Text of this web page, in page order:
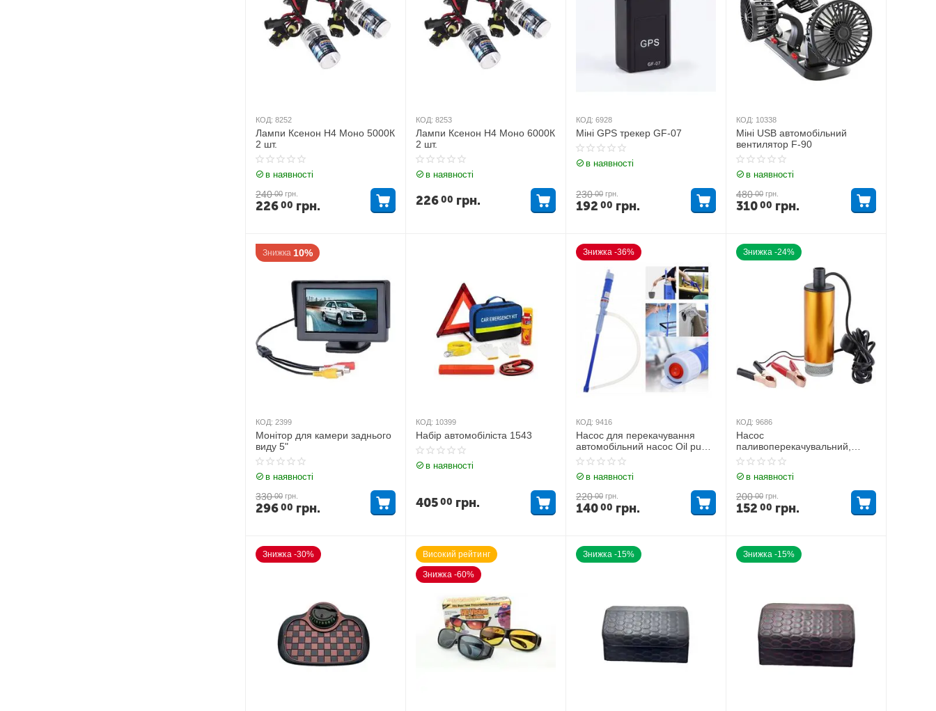
КОД: 8252
Лампи Ксенон H4 Моно 5000К
2 шт.
в наявності
240 00 грн.
22600 грн.
КОД: 8253
Лампи Ксенон H4 Моно 6000К
2 шт.
в наявності
22600 грн.
КОД: 6928
Міні GPS трекер GF-07
в наявності
230 00 грн.
192 00 грн.
КОД: 10338
Міні USB автомобільний
вентилятор F-90
в наявності
480 00 грн.
31000 грн.
Знижка 10%
КОД: 2399
Монітор для камери заднього
виду 5"
в наявності
330 00 грн.
29600 грн.
КОД: 10399
Набір автомобіліста 1543
в наявності
40500 грн.
Знижка -36%
КОД: 9416
Насос для перекачування
автомобільний насос Oil pump
ANDHA
в наявності
220 00 грн.
14000 грн.
Знижка -24%
КОД: 9686
Насос
паливоперекачувальний,
погружний D=38 24V,
алюмінієвий корпус, з
фільтром
в наявності
200 00 грн.
152 00 грн.
Знижка -30% Високий рейтинг
Знижка -60%
Знижка -15% Знижка -15%